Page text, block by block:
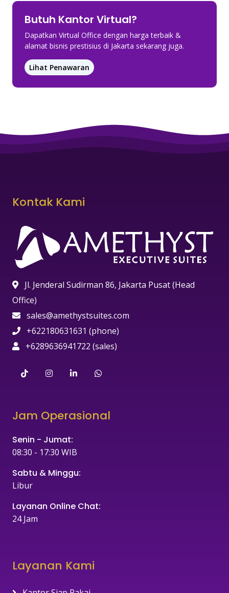
Butuh Kantor Virtual?
Dapatkan Virtual Office dengan harga terbaik &
alamat bisnis prestisius di Jakarta sekarang juga.
Lihat Penawaran
Kontak Kami
Jl. Jenderal Sudirman 86, Jakarta Pusat (Head
Office)
sales@amethystsuites.com
+622180631631 (phone)
+6289636941722 (sales)
Jam Operasional
Senin - Jumat:
08:30 - 17:30 WIB
Sabtu & Minggu:
Libur
Layanan Online Chat:
24 Jam
Layanan Kami